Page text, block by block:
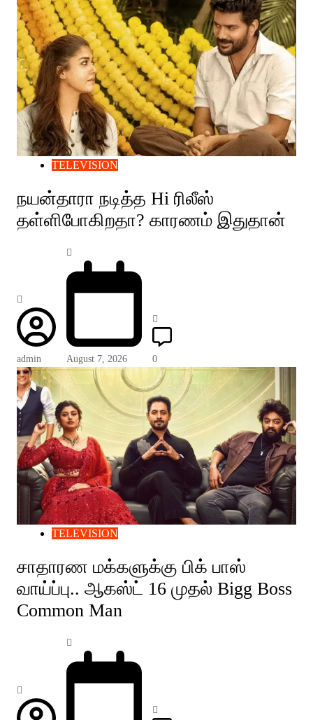
TELEVISION
நயன்தாரா நடித்த Hi ரிலீஸ்
தள்ளிபோகிறதா? காரணம் இதுதான்
admin August 7, 2026 0
TELEVISION
சாதாரண மக்களுக்கு பிக் பாஸ்
வாய்ப்பு.. ஆகஸ்ட் 16 முதல் Bigg Boss
Common Man